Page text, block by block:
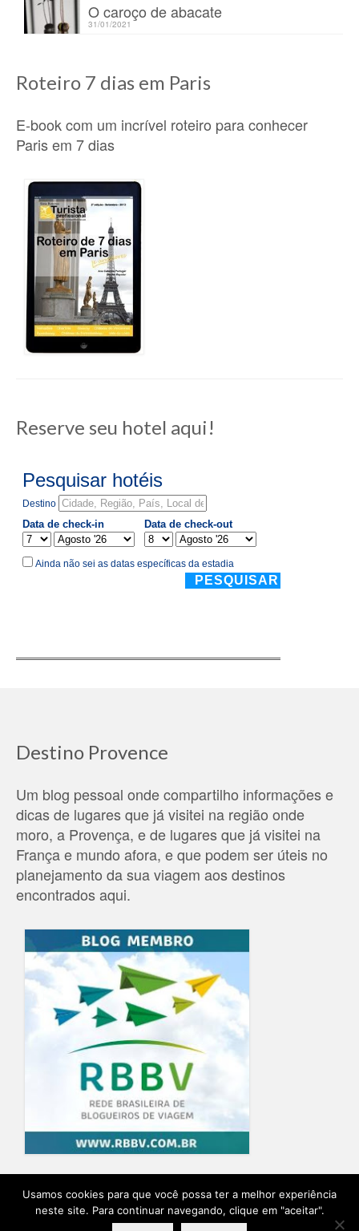
O caroço de abacate
31/01/2021
Roteiro 7 dias em Paris
E-book com um incrível roteiro para conhecer
Paris em 7 dias
Reserve seu hotel aqui!
Destino Provence
Um blog pessoal onde compartilho informações e
dicas de lugares que já visitei na região onde
moro, a Provença, e de lugares que já visitei na
França e mundo afora, e que podem ser úteis no
planejamento da sua viagem aos destinos
encontrados aqui.
Home Blog Quem Escreve Sobre o Blog Contato
Ensaio Fotográfico na Provence Planeje sua viagem
Usamos cookies para que você possa ter a melhor experiência
neste site. Para continuar navegando, clique em "aceitar".